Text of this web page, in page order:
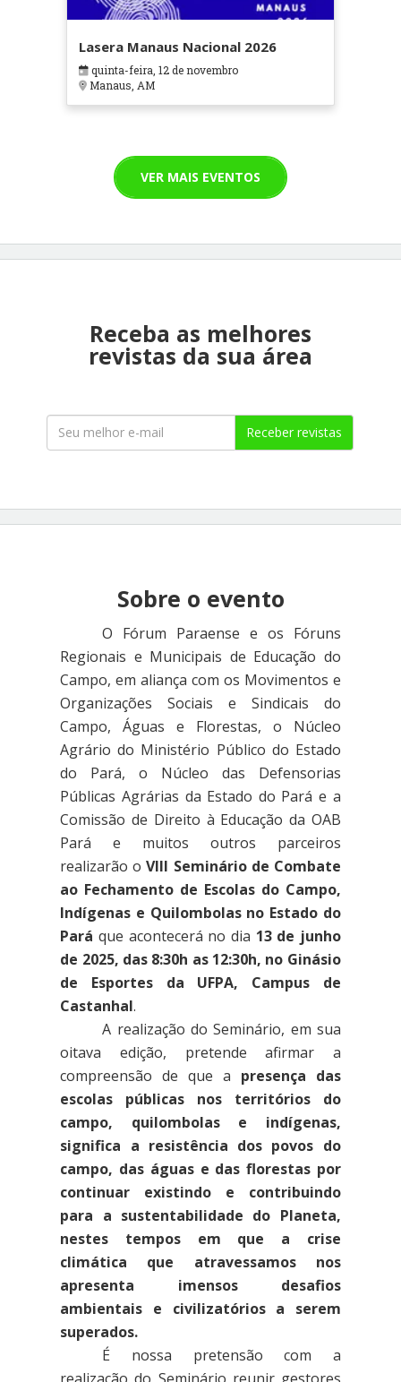
Lasera Manaus Nacional 2026
quinta-feira, 12 de novembro
Manaus, AM
VER MAIS EVENTOS
Receba as melhores
revistas da sua área
Receber revistas
Sobre o evento
O Fórum Paraense e os Fóruns
Regionais e Municipais de Educação do
Campo, em aliança com os Movimentos e
Organizações Sociais e Sindicais do
Campo, Águas e Florestas, o Núcleo
Agrário do Ministério Público do Estado
do Pará, o Núcleo das Defensorias
Públicas Agrárias da Estado do Pará e a
Comissão de Direito à Educação da OAB
Paráe muitos outros parceiros
realizarão oVIII Seminário de Combate
ao Fechamento de Escolas do Campo,
Indígenas e Quilombolas no Estado do
Pará que acontecerá no dia 13 de junho
de 2025, das 8:30h as 12:30h, no Ginásio
de Esportes da UFPA, Campus de
Castanhal.
A realização do Seminário, em sua
oitava edição, pretende afirmar a
compreensão de que a presença das
escolas públicas nos territórios do
campo, quilombolas e indígenas,
significa a resistência dos povos do
campo, das águas e das florestas por
continuar existindo e contribuindo
para a sustentabilidade do Planeta,
nestes tempos em que a crise
climática que atravessamos nos
apresenta imensos desafios
ambientais e civilizatórios a serem
superados.
É nossa pretensão com a